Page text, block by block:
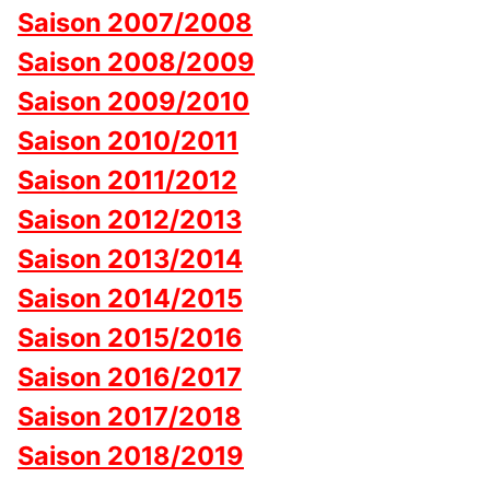
Saison 2007/2008
Saison 2008/2009
Saison 2009/2010
Saison 2010/2011
Saison 2011/2012
Saison 2012/2013
Saison 2013/2014
Saison 2014/2015
Saison 2015/2016
Saison 2016/2017
Saison 2017/2018
Saison 2018/2019